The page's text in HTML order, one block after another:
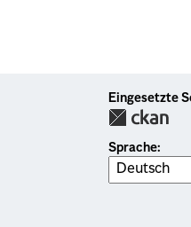
Eingesetzte
Sprache